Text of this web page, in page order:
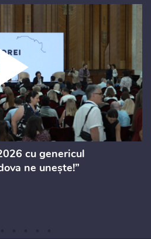
cu genericul
ne unește!”